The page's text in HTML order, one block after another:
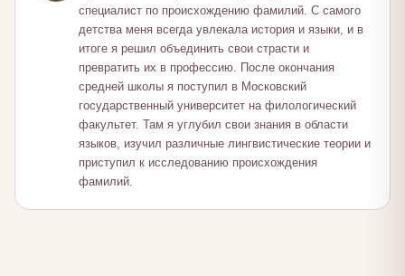
специалист по происхождению фамилий. С самого
детства меня всегда увлекала история и языки, и в
итоге я решил объединить свои страсти и
превратить их в профессию. После окончания
средней школы я поступил в Московский
государственный университет на филологический
факультет. Там я углубил свои знания в области
языков, изучил различные лингвистические теории и
приступил к исследованию происхождения
фамилий.